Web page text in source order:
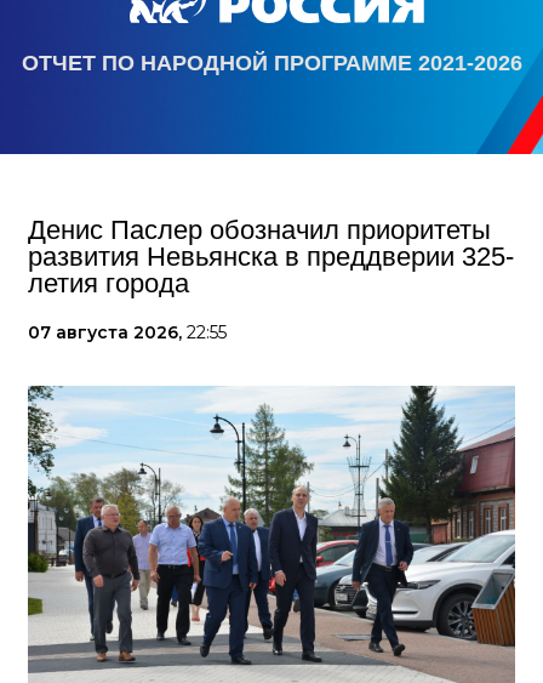
ОТЧЕТ ПО НАРОДНОЙ ПРОГРАММЕ 2021-2026
Денис Паслер обозначил приоритеты
развития Невьянска в преддверии 325-
летия города
07 августа 2026, 22:55